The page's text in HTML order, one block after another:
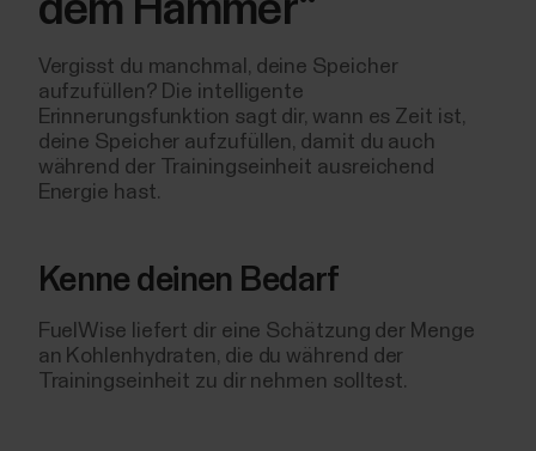
dem Hammer“
Vergisst du manchmal, deine Speicher
aufzufüllen? Die intelligente
Erinnerungsfunktion sagt dir, wann es Zeit ist,
deine Speicher aufzufüllen, damit du auch
während der Trainingseinheit ausreichend
Energie hast.
Kenne deinen Bedarf
FuelWise liefert dir eine Schätzung der Menge
an Kohlenhydraten, die du während der
Trainingseinheit zu dir nehmen solltest.